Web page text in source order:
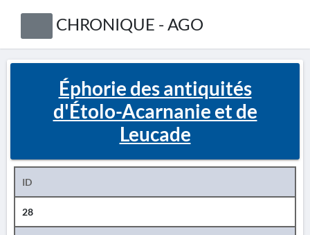
CHRONIQUE - AGO
Éphorie des antiquités
d'Étolo-Acarnanie et de
Leucade
ID
28